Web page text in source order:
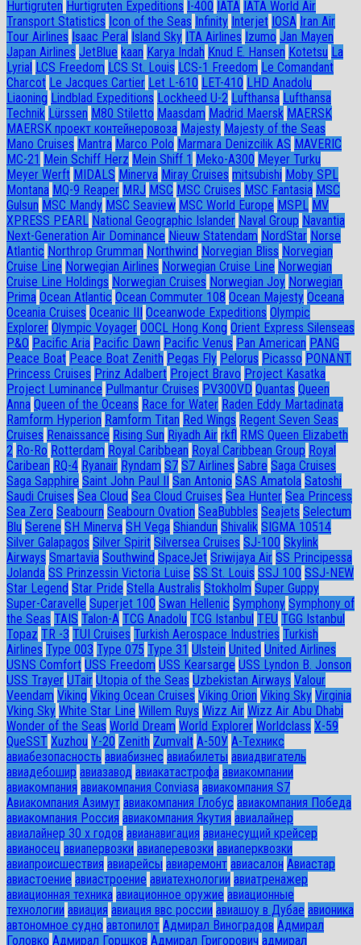
Hurtigruten Hurtigruten Expeditions I-400 IATA IATA World Air
Transport Statistics Icon of the Seas Infinity Interjet IOSA Iran Air
Tour Airlines Isaac Peral Island Sky ITA Airlines Izumo Jan Mayen
Japan Airlines JetBlue kaan Karya Indah Knud E. Hansen Kotetsu La
Lyrial LCS Freedom LCS St. Louis LCS-1 Freedom Le Comandant
Charcot Le Jacques Cartier Let L-610 LET-410 LHD Anadolu
Liaoning Lindblad Expeditions Lockheed U-2 Lufthansa Lufthansa
Technik Lürssen M80 Stiletto Maasdam Madrid Maersk MAERSK
MAERSK проект контейнеровоза Majesty Majesty of the Seas
Mano Cruises Mantra Marco Polo Marmara Denizcilik AS MAVERIC
MC-21 Mein Schiff Herz Mein Shiff 1 Meko-A300 Meyer Turku
Meyer Werft MIDALS Minerva Miray Cruises mitsubishi Moby SPL
Montana MQ-9 Reaper MRJ MSC MSC Cruises MSC Fantasia MSC
Gulsun MSC Mandy MSC Seaview MSC World Europe MSPL MV
XPRESS PEARL National Geographic Islander Naval Group Navantia
Next-Generation Air Dominance Nieuw Statendam NordStar Norse
Atlantic Northrop Grumman Northwind Norvegian Bliss Norvegian
Cruise Line Norwegian Airlines Norwegian Cruise Line Norwegian
Cruise Line Holdings Norwegian Cruises Norwegian Joy Norwegian
Prima Ocean Atlantic Ocean Commuter 108 Ocean Majesty Oceana
Oceania Cruises Oceanic III Oceanwode Expeditions Olympic
Explorer Olympic Voyager OOCL Hong Kong Orient Express Silenseas
P&O Pacific Aria Pacific Dawn Pacific Venus Pan American PANG
Peace Boat Peace Boat Zenith Pegas Fly Pelorus Picasso PONANT
Princess Cruises Prinz Adalbert Project Bravo Project Kasatka
Project Luminance Pullmantur Cruises PV300VD Quantas Queen
Anna Queen of the Oceans Race for Water Raden Eddy Martadinata
Ramform Hyperion Ramform Titan Red Wings Regent Seven Seas
Cruises Renaissance Rising Sun Riyadh Air rkfl RMS Queen Elizabeth
2 Ro-Ro Rotterdam Royal Caribbean Royal Caribbean Group Royal
Caribean RQ-4 Ryanair Ryndam S7 S7 Airlines Sabre Saga Cruises
Saga Sapphire Saint John Paul II San Antonio SAS Amatola Satoshi
Saudi Cruises Sea Cloud Sea Cloud Cruises Sea Hunter Sea Princess
Sea Zero Seabourn Seabourn Ovation SeaBubbles Seajets Selectum
Blu Serene SH Minerva SH Vega Shiandun Shivalik SIGMA 10514
Silver Galapagos Silver Spirit Silversea Cruises SJ-100 Skylink
Airways Smartavia Southwind SpaceJet Sriwijaya Air SS Principessa
Jolanda SS Prinzessin Victoria Luise SS St. Louis SSJ 100 SSJ-NEW
Star Legend Star Pride Stella Australis Stokholm Super Guppy
Super-Caravelle Superjet 100 Swan Hellenic Symphony Symphony of
the Seas TAIS Talon-A TCG Anadolu TCG Istanbul TEU TGG Istanbul
Topaz TR -3 TUI Cruises Turkish Aerospace Industries Turkish
Airlines Type 003 Type 075 Type 31 Ulstein United United Airlines
USNS Comfort USS Freedom USS Kearsarge USS Lyndon B. Jonson
USS Trayer UTair Utopia of the Seas Uzbekistan Airways Valour
Veendam Viking Viking Ocean Cruises Viking Orion Viking Sky Virginia
Vking Sky White Star Line Willem Ruys Wizz Air Wizz Air Abu Dhabi
Wonder of the Seas World Dream World Explorer Worldclass X-59
QueSST Xuzhou Y-20 Zenith Zumvalt А-50У А-Техникс
авиабезопасность авиабизнес авиабилеты авиадвигатель
авиадебошир авиазавод авиакатастрофа авиакомпании
авиакомпания авиакомпания Conviasa авиакомпания S7
Авиакомпания Азимут авиакомпания Глобус авиакомпания Победа
авиакомпания Россия авиакомпания Якутия авиалайнер
авиалайнер 30 х годов авианавигация авианесущий крейсер
авианосец авиапервозки авиаперевозки авиаперквозки
авиапроисшествия авиарейсы авиаремонт авиасалон Авиастар
авиастоение авиастроение авиатехнологии авиатренажер
авиационная техника авиационное оружие авиационные
технологии авиация авиация ввс россии авиашоу в Дубае авионика
автономное судно автопилот Адмирал Виноградов Адмирал
Головко Адмирал Горшков Адмирал Григорович адмирал